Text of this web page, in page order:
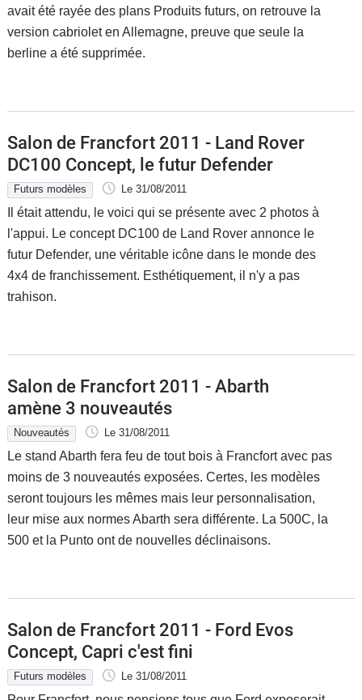
avait été rayée des plans Produits futurs, on retrouve la
version cabriolet en Allemagne, preuve que seule la
berline a été supprimée.
Salon de Francfort 2011 - Land Rover
DC100 Concept, le futur Defender
Futurs modèles Le 31/08/2011
Il était attendu, le voici qui se présente avec 2 photos à
l'appui. Le concept DC100 de Land Rover annonce le
futur Defender, une véritable icône dans le monde des
4x4 de franchissement. Esthétiquement, il n'y a pas
trahison.
Salon de Francfort 2011 - Abarth
amène 3 nouveautés
Nouveautés Le 31/08/2011
Le stand Abarth fera feu de tout bois à Francfort avec pas
moins de 3 nouveautés exposées. Certes, les modèles
seront toujours les mêmes mais leur personnalisation,
leur mise aux normes Abarth sera différente. La 500C, la
500 et la Punto ont de nouvelles déclinaisons.
Salon de Francfort 2011 - Ford Evos
Concept, Capri c'est fini
Futurs modèles Le 31/08/2011